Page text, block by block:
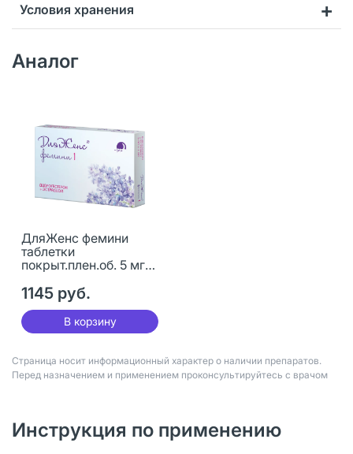
Условия хранения
Аналог
ДляЖенс фемини
таблетки
покрыт.плен.об. 5 мг+1
1145 руб.
В корзину
Страница носит информационный характер о наличии препаратов.
Перед назначением и применением проконсультируйтесь с врачом
Инструкция по применению